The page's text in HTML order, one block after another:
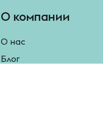
О компании
О нас
Блог